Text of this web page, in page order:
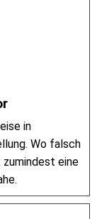
in
Wo falsch
eine